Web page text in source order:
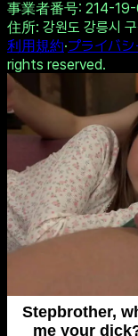
💙 Ruby, 41📍Columbus
xDate.us
Twitterで共有 リンク
テストを受ける
他
All copyrights by
事業者名
: 펜시
事業者番号: 214-
住所: 강원도 강릉시
利用規約·プライバ
rights reserved.